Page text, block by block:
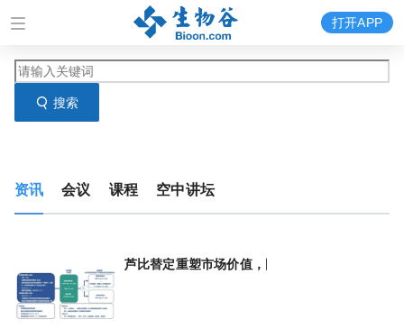
搜索
打开APP
资讯 会议 课程 空中讲坛
芦比替定重塑市场价值，国内合作方为